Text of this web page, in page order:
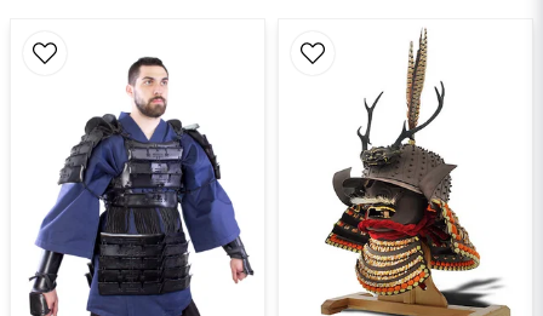
Ja, ni får publicera min fråga